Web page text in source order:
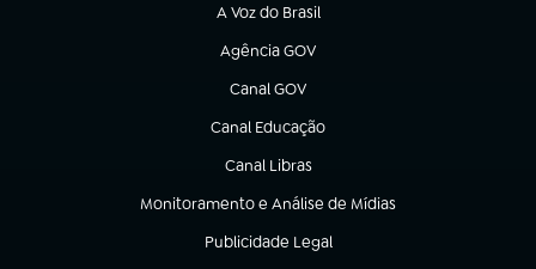
A Voz do Brasil
(abre em nova aba)
Agência GOV
(abre em nova aba)
Canal GOV
(abre em nova aba)
Canal Educação
(abre em nova aba)
Canal Libras
(abre em nova aba)
Monitoramento e Análise de Mídias
(abre em nova aba)
Publicidade Legal
(abre em nova aba)